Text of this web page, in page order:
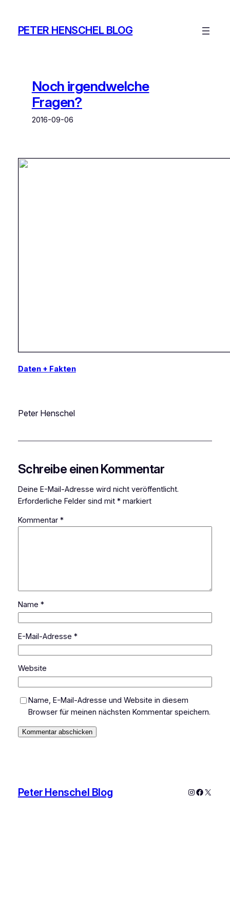
springen
PETER HENSCHEL BLOG
Noch irgendwelche
Fragen?
2016-09-06
Daten + Fakten
Peter Henschel
Schreibe einen Kommentar
Deine E-Mail-Adresse wird nicht veröffentlicht.
Erforderliche Felder sind mit *markiert
Kommentar *
Name *
E-Mail-Adresse *
Website
Name, E-Mail-Adresse und Website in diesem
Browser für meinen nächsten Kommentar speichern.
Peter Henschel Blog Instagram
X